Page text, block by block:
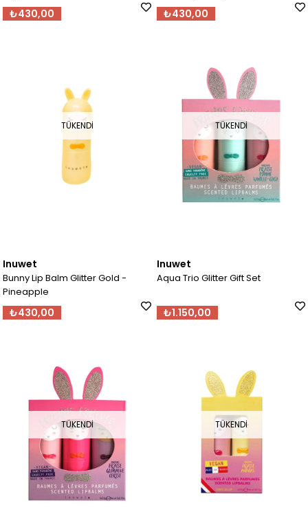
₺430,00 ₺430,00
TÜKENDI
Inuwet
Bunny Lip Balm Glitter Gold -
Pineapple
₺430,00
TÜKENDI
Inuwet
Aqua Trio Glitter Gift Set
₺1.150,00
TÜKENDI TÜKENDI